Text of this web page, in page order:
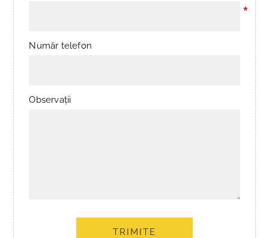
*
Număr telefon
Observații
TRIMITE